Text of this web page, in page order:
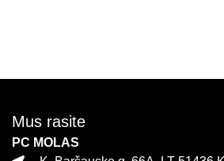
Mus rasite
PC MOLAS